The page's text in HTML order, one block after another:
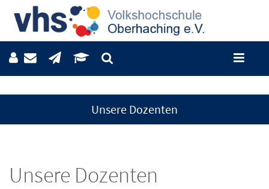
Unsere Dozenten
Unsere Dozenten